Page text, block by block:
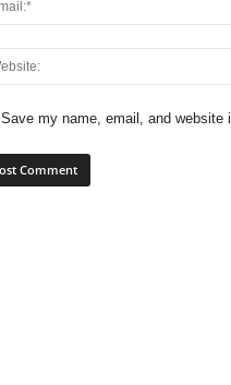
Save my name, email, and